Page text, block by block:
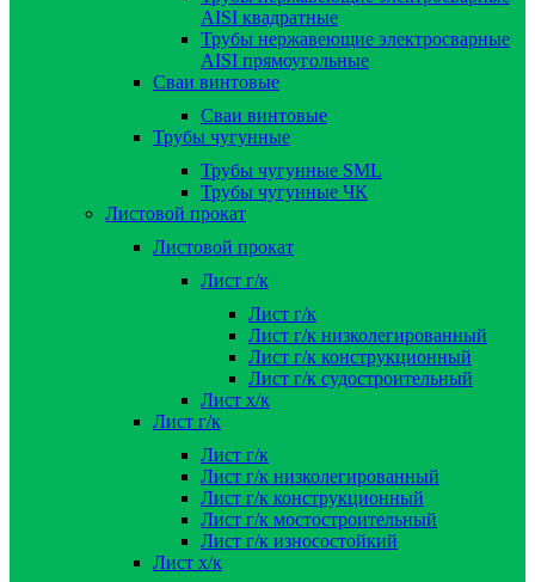
AISI квадратные
Трубы нержавеющие электросварные
AISI прямоугольные
Сваи винтовые
Сваи винтовые
Трубы чугунные
Трубы чугунные SML
Трубы чугунные ЧК
Листовой прокат
Листовой прокат
Лист г/к
Лист г/к
Лист г/к низколегированный
Лист г/к конструкционный
Лист г/к судостроительный
Лист х/к
Лист г/к
Лист г/к
Лист г/к низколегированный
Лист г/к конструкционный
Лист г/к мостостроительный
Лист г/к износостойкий
Лист х/к